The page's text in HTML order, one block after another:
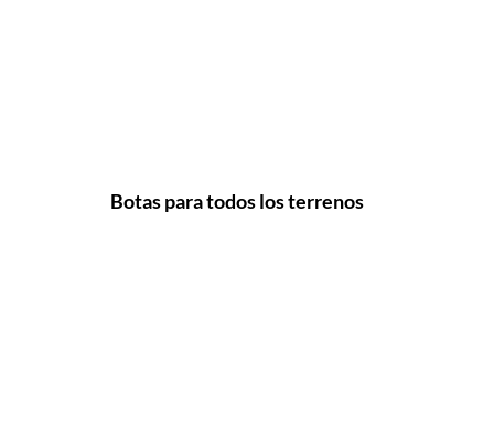
Botas para todos los terrenos